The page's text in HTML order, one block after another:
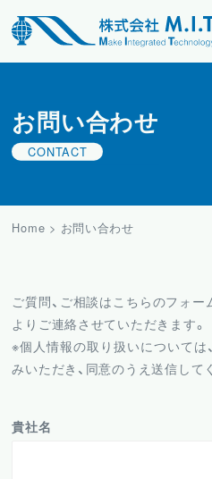
お問い合わせ
CONTACT
Home > お問い合わせ
ご質問、ご相談はこちらのフォ
よりご連絡させていただきます。
※個人情報の取り扱いについては、
みいただき、同意のうえ送信して
貴社名